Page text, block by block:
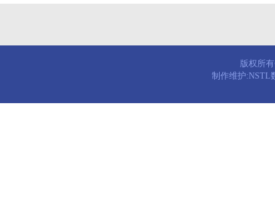
版权所
制作维护:NSTL